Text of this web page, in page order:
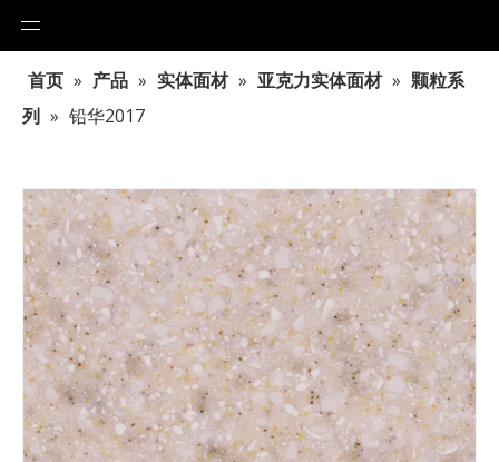
首页 » 产品 » 实体面材 » 亚克力实体面材 » 颗粒系
列 » 铅华2017